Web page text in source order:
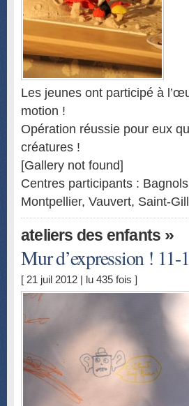
Les jeunes ont participé à
motion !
Opération réussie pour eux
créatures !
[Gallery not found]
Centres participants :
Montpellier, Vauvert, Saint-
ateliers des enfants »
Mur d’expression !
[ 21 juil 2012 | lu 435 fois ]